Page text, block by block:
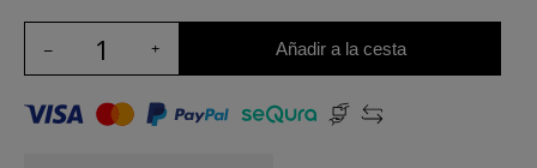
Añadir a la cesta